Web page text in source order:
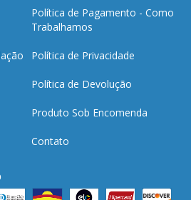
Política de Pagamento - Como
Trabalhamos
Política de Privacidade
Política de Devolução
Produto Sob Encomenda
Contato